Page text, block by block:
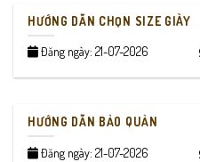
HƯỚNG DẪN CHỌN SIZE GIÀY
Đăng ngày: 21-07-2026
HƯỚNG DẪN BẢO QUẢN
Đăng ngày: 21-07-2026